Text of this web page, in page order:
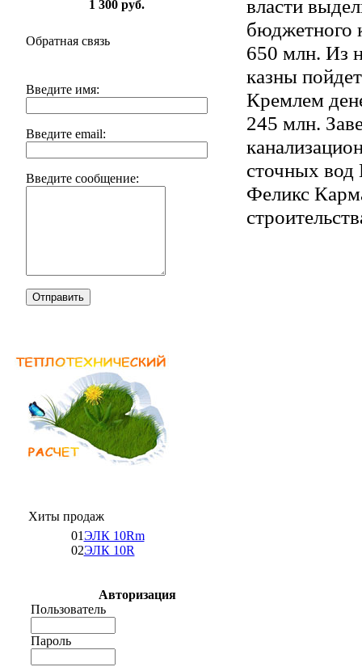
1 300 руб.
Обратная связь
Введите имя:
Введите email:
Введите сообщение:
Отправить
Хиты продаж
01ЭЛК 10Rm
02ЭЛК 10R
Авторизация
Пользователь
Пароль
власти
бюджетного
650 млн. Из
казны
Кремлем
245 млн.
сточных вод
Феликс